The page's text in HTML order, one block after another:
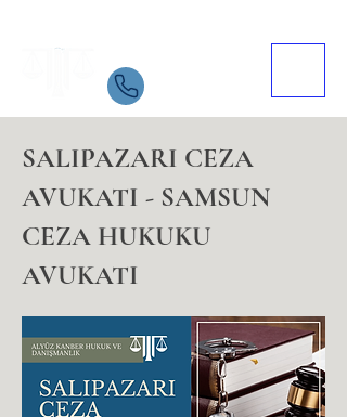
05534084721
SALIPAZARI CEZA
AVUKATI - SAMSUN
CEZA HUKUKU
AVUKATI